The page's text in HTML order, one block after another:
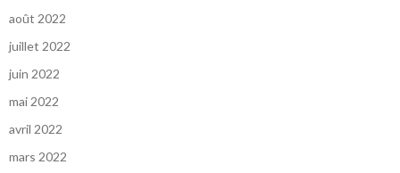
août 2022
juillet 2022
juin 2022
mai 2022
avril 2022
mars 2022